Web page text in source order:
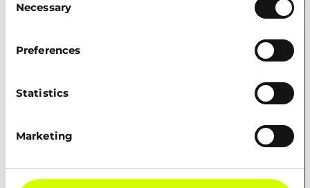
Selection
Necessary
Preferences
Statistics
Marketing
Gewenste startdatum*
Welk profiel heb je nú nodig voor versnelling?
in jouw team?